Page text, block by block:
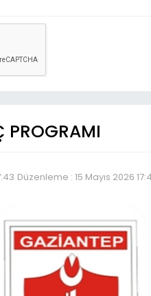
PROGRAMI
Düzenleme : 15 Mayıs 2026